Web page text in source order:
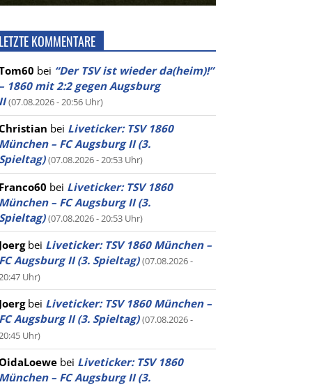
LETZTE KOMMENTARE
bei “Der TSV ist wieder da(heim)!”
– 1860 mit 2:2 gegen Augsburg
II (07.08.2026 - 20:56 Uhr)
bei Liveticker: TSV 1860
München – FC Augsburg II (3.
Spieltag) (07.08.2026 - 20:53 Uhr)
Franco60 bei Liveticker: TSV 1860
München – FC Augsburg II (3.
Spieltag) (07.08.2026 - 20:53 Uhr)
Joergbei Liveticker: TSV 1860 München –
FC Augsburg II (3. Spieltag) (07.08.2026 -
Uhr)
Joergbei Liveticker: TSV 1860 München –
FC Augsburg II (3. Spieltag) (07.08.2026 -
Uhr)
bei Liveticker: TSV 1860
München – FC Augsburg II (3.